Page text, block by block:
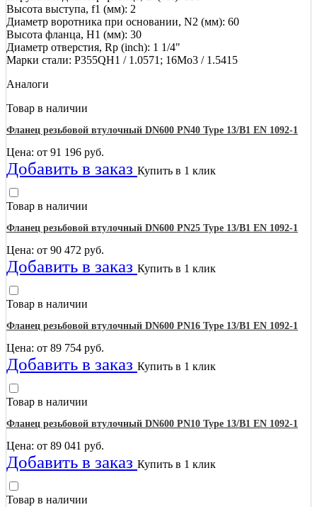
Высота выступа, f1 (мм): 2
Диаметр воротника при основании, N2 (мм): 60
Высота фланца, Н1 (мм): 30
Диаметр отверстия, Rp (inch): 1 1/4"
Марки стали: P355QH1 / 1.0571; 16Mo3 / 1.5415
Аналоги
Товар в наличии
Фланец резьбовой втулочный DN600 PN40 Type 13/B1 EN 1092-1
Цена: от 91 196 руб.
Добавить в заказ Купить в 1 клик
Товар в наличии
Фланец резьбовой втулочный DN600 PN25 Type 13/B1 EN 1092-1
Цена: от 90 472 руб.
Добавить в заказ Купить в 1 клик
Товар в наличии
Фланец резьбовой втулочный DN600 PN16 Type 13/B1 EN 1092-1
Цена: от 89 754 руб.
Добавить в заказ Купить в 1 клик
Товар в наличии
Фланец резьбовой втулочный DN600 PN10 Type 13/B1 EN 1092-1
Цена: от 89 041 руб.
Добавить в заказ Купить в 1 клик
Товар в наличии